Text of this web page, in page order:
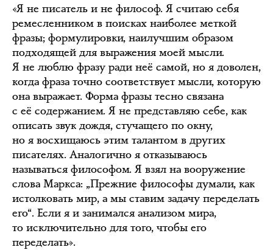
«Я не писатель и не философ. Я считаю себя
ремесленником в поисках наиболее меткой
фразы; формулировки, наилучшим образом
подходящей для выражения моей мысли.
Я не люблю фразу ради неё самой, но я доволен,
когда фраза точно соответствует мысли, которую
она выражает. Форма фразы тесно связана
с её содержанием. Я не представляю себе, как
описать звук дождя, стучащего по окну,
но я восхищаюсь этим талантом в других
писателях. Аналогично я отказываюсь
называться философом. Я взял на вооружение
слова Маркса: „Прежние философы думали, как
истолковать мир, а мы ставим задачу переделать
его“. Если я и занимался анализом мира,
то исключительно для того, чтобы его
переделать».